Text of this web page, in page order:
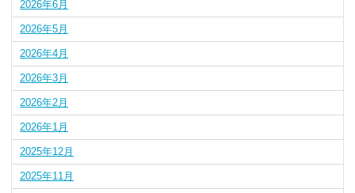
2026年6月
2026年5月
2026年4月
2026年3月
2026年2月
2026年1月
2025年12月
2025年11月